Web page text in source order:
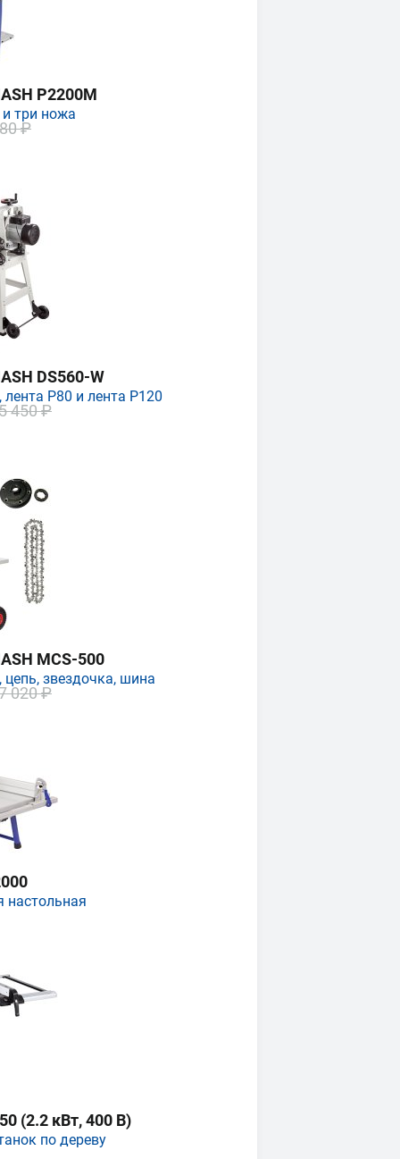
P2200M
три ножа
₽
DS560-W
P80 и лента P120
450 ₽
MCS-500
цепь, звездочка, шина
020 ₽
настольная
(2.2 кВт, 400 В)
по дереву